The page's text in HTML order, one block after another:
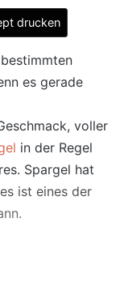
drucken
es gerade
voller
in der Regel
Spargel hat
ist eines der